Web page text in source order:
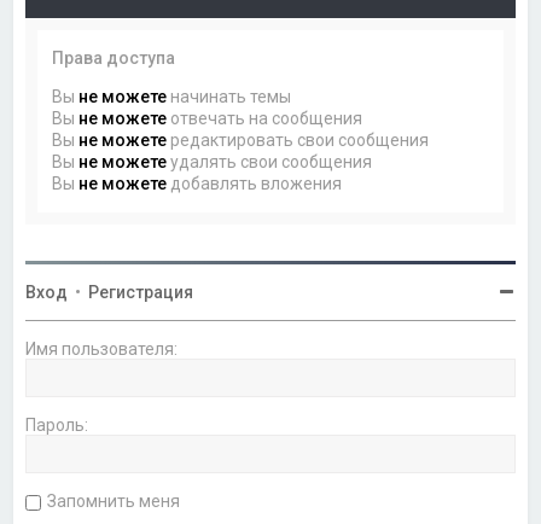
Права доступа
Вы не можете начинать темы
Вы не можете отвечать на сообщения
Вы не можете редактировать свои сообщения
Вы не можетеудалять свои сообщения
Вы не можете добавлять вложения
Вход • Регистрация
Имя пользователя:
Пароль:
Запомнить меня